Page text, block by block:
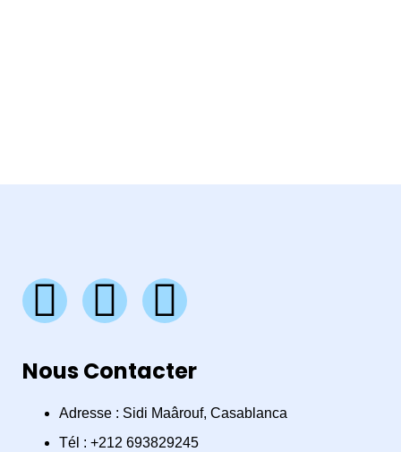
F
a
c
e
I
n
s
t
W
h
a
t
Nous Contacter
Adresse : Sidi Maârouf, Casablanca
Tél : +212 693829245